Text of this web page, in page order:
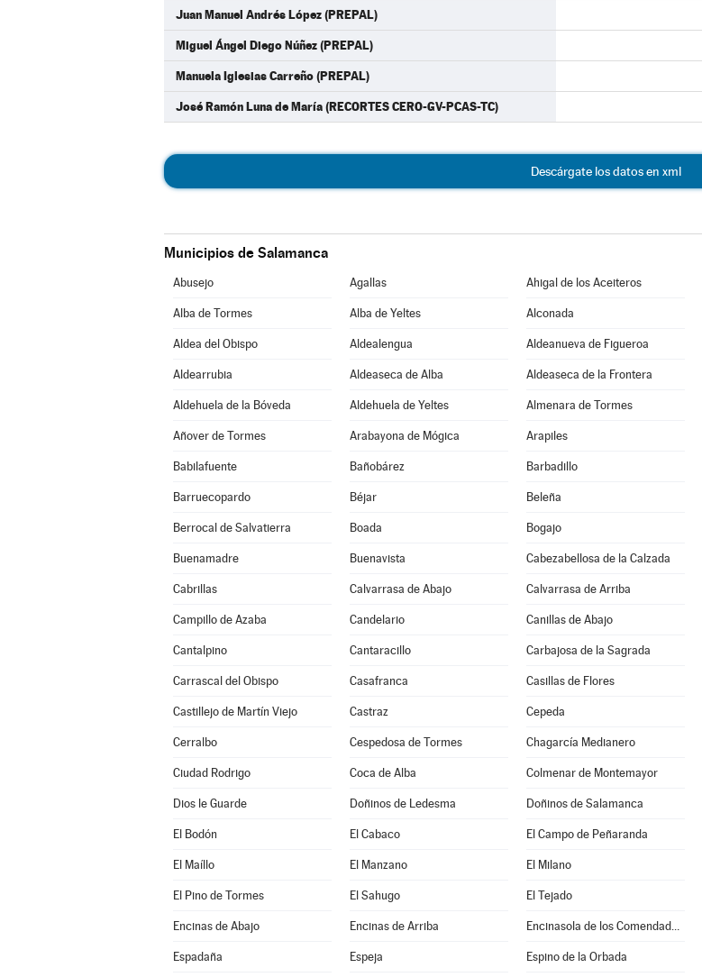
Juan Manuel Andrés López (PREPAL)
Miguel Ángel Diego Núñez (PREPAL)
Manuela Iglesias Carreño (PREPAL)
José Ramón Luna de María (RECORTES CERO-GV-PCAS-TC)
Descárgate los datos en xml
Municipios de Salamanca
Abusejo Agallas Ahigal de los Aceiteros
Alba de Tormes Alba de Yeltes Alconada
Aldea del Obispo Aldealengua Aldeanueva de Figueroa
Aldearrubia Aldeaseca de Alba Aldeaseca de la Frontera
Aldehuela de la Bóveda Aldehuela de Yeltes Almenara de Tormes
Añover de Tormes Arabayona de Mógica Arapiles
Babilafuente Bañobárez Barbadillo
Barruecopardo Béjar Beleña
Berrocal de Salvatierra Boada Bogajo
Buenamadre Buenavista Cabezabellosa de la Calzada
Cabrillas Calvarrasa de Abajo Calvarrasa de Arriba
Campillo de Azaba Candelario Canillas de Abajo
Cantalpino Cantaracillo Carbajosa de la Sagrada
Carrascal del Obispo Casafranca Casillas de Flores
Castillejo de Martín Viejo Castraz Cepeda
Cerralbo Cespedosa de Tormes Chagarcía Medianero
Ciudad Rodrigo Coca de Alba Colmenar de Montemayor
Dios le Guarde Doñinos de Ledesma Doñinos de Salamanca
El Bodón El Cabaco El Campo de Peñaranda
El Maíllo El Manzano El Milano
El Pino de Tormes El Sahugo El Tejado
Encinas de Abajo Encinas de Arriba Encinasola de los Comendadores
Espadaña Espeja Espino de la Orbada